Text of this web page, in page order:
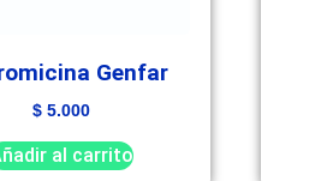
Genfar
$5.000
al carrito